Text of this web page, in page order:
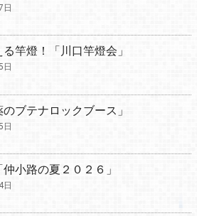
日
竿燈！「川口竿燈会」
日
のブテナロックブース」
日
仲小路の夏２０２６」
日